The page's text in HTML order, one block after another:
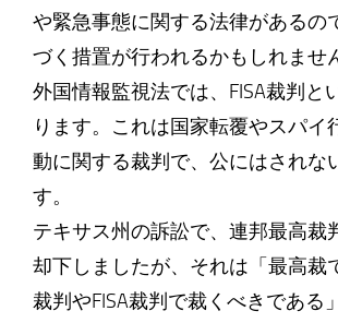
や緊急事態に関する法律があるの
づく措置が行われるかもしれませ
外国情報監視法では、FISA裁判と
ります。これは国家転覆やスパイ
動に関する裁判で、公にはされな
す。
テキサス州の訴訟で、連邦最高裁
却下しましたが、それは「最高裁
裁判やFISA裁判で裁くべきである